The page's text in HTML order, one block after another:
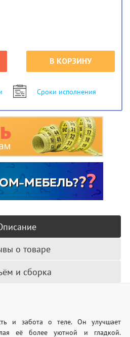
В КОРЗИНУ
Сроки исполнения
о товаре
и сборка
и забота о теле. Он улучшает
её более уютной и гладкой.